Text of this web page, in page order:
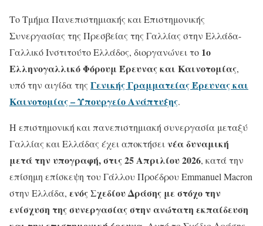
Το Τμήμα Πανεπιστημιακής και Επιστημονικής
Συνεργασίας της Πρεσβείας της Γαλλίας στην Ελλάδα-
Γαλλικό Ινστιτούτο Ελλάδος, διοργανώνει το 1ο
Ελληνογαλλικό Φόρουμ Έρευνας και Καινοτομίας,
υπό την αιγίδα της Γενικής Γραμματείας Έρευνας και
Καινοτομίας – Υπουργείο Ανάπτυξης.
Η επιστημονική και πανεπιστημιακή συνεργασία μεταξύ
Γαλλίας και Ελλάδας έχει αποκτήσεινέα δυναμική
μετά την υπογραφή, στις 25 Απριλίου 2026, κατά την
επίσημη επίσκεψη του Γάλλου Προέδρου Emmanuel Macron
στην Ελλάδα, ενός Σχεδίου Δράσης με στόχο την
ενίσχυση της συνεργασίας στην ανώτατη εκπαίδευση